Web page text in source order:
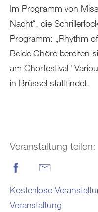
Im Programm von
Nacht“, die
Programm: „Rhythm
Beide Chöre bereiten
am Chorfestival
in Brüssel stattfindet.
Veranstaltung teilen:
Kostenlose
Veranstaltung